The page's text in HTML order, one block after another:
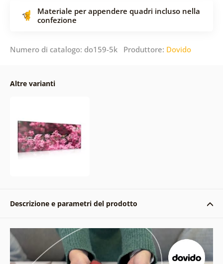
Materiale per appendere quadri incluso nella
confezione
Numero di catalogo: do159-5k Produttore: Dovido
Altre varianti
Descrizione e parametri del prodotto